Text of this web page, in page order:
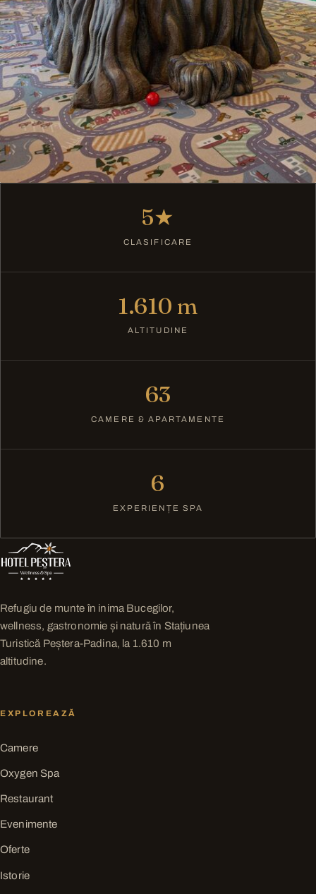
5★
CLASIFICARE
1.610 m
ALTITUDINE
63
CAMERE & APARTAMENTE
6
EXPERIENȚE SPA
Refugiu de munte în inima Bucegilor,
wellness, gastronomie și natură în Stațiunea
Turistică Peștera-Padina, la 1.610 m
altitudine.
EXPLOREAZĂ
Camere
Oxygen Spa
Restaurant
Evenimente
Oferte
Istorie